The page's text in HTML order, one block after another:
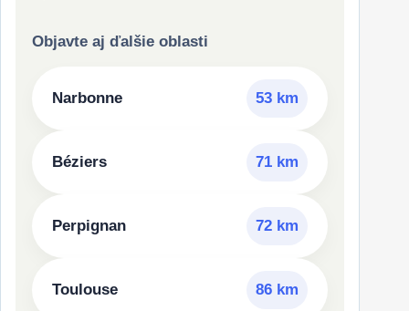
Objavte aj ďalšie oblasti
Narbonne 53 km
Béziers 71 km
Perpignan 72 km
Toulouse 86 km